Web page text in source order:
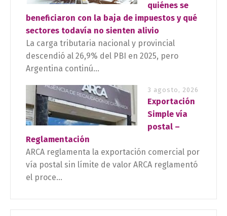
quiénes se
beneficiaron con la baja de impuestos y qué
sectores todavía no sienten alivio
La carga tributaria nacional y provincial
descendió al 26,9% del PBI en 2025, pero
Argentina continú...
3 agosto, 2026
Exportación
Simple vía
postal –
Reglamentación
ARCA reglamenta la exportación comercial por
vía postal sin límite de valor ARCA reglamentó
el proce...